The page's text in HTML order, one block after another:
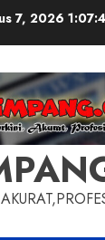
7, 2026